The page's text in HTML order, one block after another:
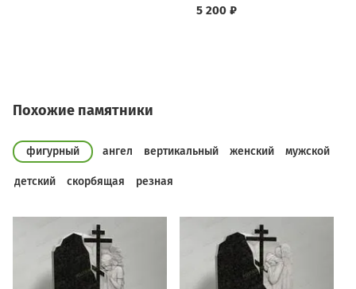
5 200 ₽
Похожие памятники
фигурный ангел вертикальный женский мужской
детский скорбящая резная